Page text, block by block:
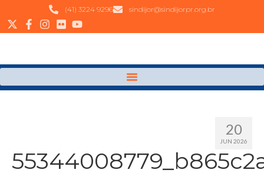
(41) 3224 9296 sindijor@sindijorpr.org.br
20
JUN 2026